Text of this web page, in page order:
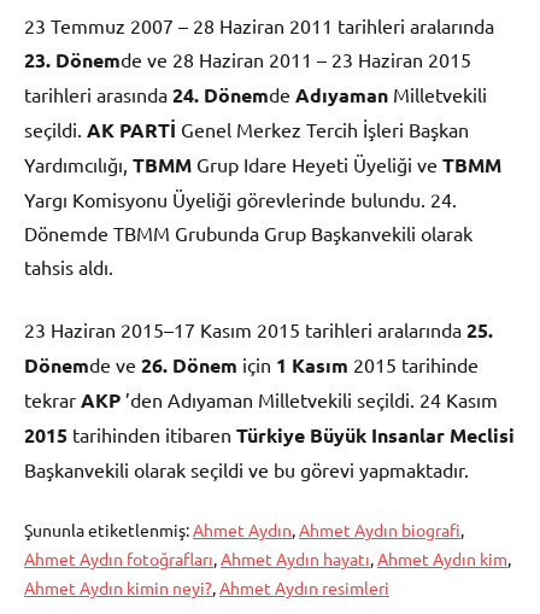
23 Temmuz 2007 – 28 Haziran 2011 tarihleri aralarında
23. Dönemde ve 28 Haziran 2011 – 23 Haziran 2015
tarihleri arasında 24. Dönemde Adıyaman Milletvekili
seçildi. AK PARTİ Genel Merkez Tercih İşleri Başkan
Yardımcılığı, TBMM Grup Idare Heyeti Üyeliği ve TBMM
Yargı Komisyonu Üyeliği görevlerinde bulundu. 24.
Dönemde TBMM Grubunda Grup Başkanvekili olarak
tahsis aldı.
23 Haziran 2015–17 Kasım 2015 tarihleri aralarında 25.
Dönemde ve 26. Dönem için 1 Kasım 2015 tarihinde
tekrar AKP ’den Adıyaman Milletvekili seçildi. 24 Kasım
2015 tarihinden itibaren Türkiye Büyük Insanlar Meclisi
Başkanvekili olarak seçildi ve bu görevi yapmaktadır.
Şununla etiketlenmiş:Ahmet Aydın,Ahmet Aydın biografi,
Ahmet Aydın fotoğrafları,Ahmet Aydın hayatı,Ahmet Aydın kim,
Ahmet Aydın kimin neyi?,Ahmet Aydın resimleri